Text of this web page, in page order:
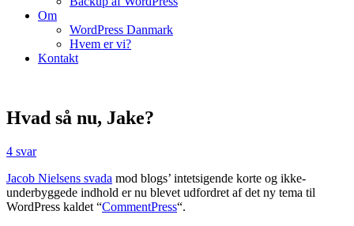
Om
WordPress Danmark
Hvem er vi?
Kontakt
Hvad så nu, Jake?
4 svar
Jacob Nielsens svada mod blogs’ intetsigende korte og ikke-
underbyggede indhold er nu blevet udfordret af det ny tema til
WordPress kaldet “CommentPress“.